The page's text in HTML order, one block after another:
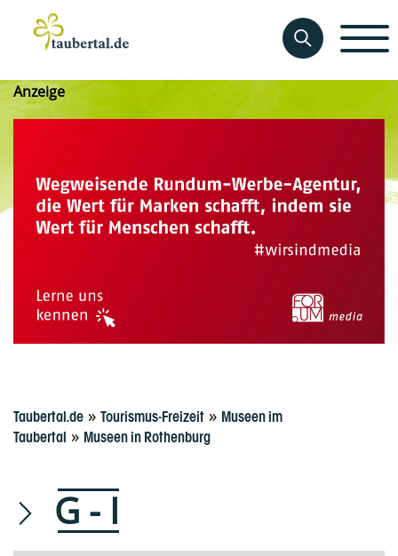
Anzeige
Taubertal.de » Tourismus-Freizeit » Museen im
Taubertal » Museen in Rothenburg
G - I